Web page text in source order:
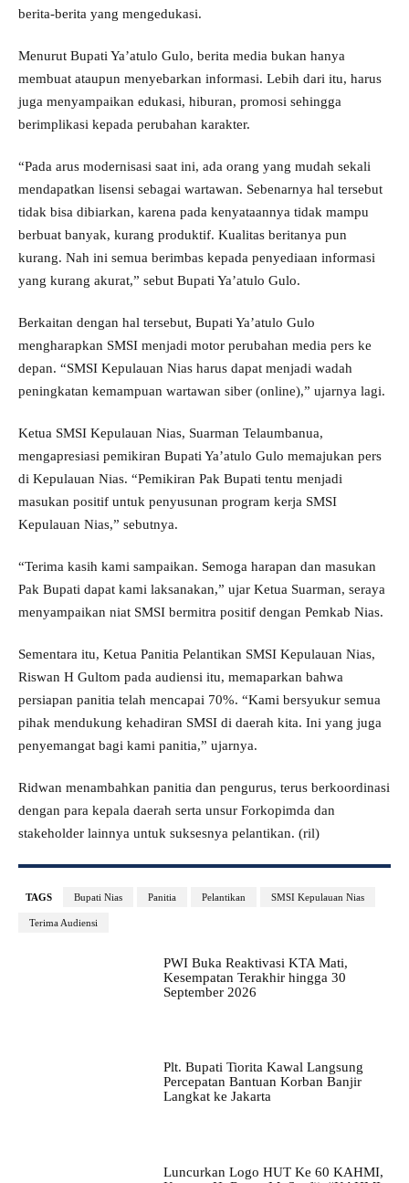
berita-berita yang mengedukasi.
Menurut Bupati Ya’atulo Gulo, berita media bukan hanya
membuat ataupun menyebarkan informasi. Lebih dari itu, harus
juga menyampaikan edukasi, hiburan, promosi sehingga
berimplikasi kepada perubahan karakter.
“Pada arus modernisasi saat ini, ada orang yang mudah sekali
mendapatkan lisensi sebagai wartawan. Sebenarnya hal tersebut
tidak bisa dibiarkan, karena pada kenyataannya tidak mampu
berbuat banyak, kurang produktif. Kualitas beritanya pun
kurang. Nah ini semua berimbas kepada penyediaan informasi
yang kurang akurat,” sebut Bupati Ya’atulo Gulo.
Berkaitan dengan hal tersebut, Bupati Ya’atulo Gulo
mengharapkan SMSI menjadi motor perubahan media pers ke
depan. “SMSI Kepulauan Nias harus dapat menjadi wadah
peningkatan kemampuan wartawan siber (online),” ujarnya lagi.
Ketua SMSI Kepulauan Nias, Suarman Telaumbanua,
mengapresiasi pemikiran Bupati Ya’atulo Gulo memajukan pers
di Kepulauan Nias. “Pemikiran Pak Bupati tentu menjadi
masukan positif untuk penyusunan program kerja SMSI
Kepulauan Nias,” sebutnya.
“Terima kasih kami sampaikan. Semoga harapan dan masukan
Pak Bupati dapat kami laksanakan,” ujar Ketua Suarman, seraya
menyampaikan niat SMSI bermitra positif dengan Pemkab Nias.
Sementara itu, Ketua Panitia Pelantikan SMSI Kepulauan Nias,
Riswan H Gultom pada audiensi itu, memaparkan bahwa
persiapan panitia telah mencapai 70%. “Kami bersyukur semua
pihak mendukung kehadiran SMSI di daerah kita. Ini yang juga
penyemangat bagi kami panitia,” ujarnya.
Ridwan menambahkan panitia dan pengurus, terus berkoordinasi
dengan para kepala daerah serta unsur Forkopimda dan
stakeholder lainnya untuk suksesnya pelantikan. (ril)
TAGS Bupati Nias Panitia Pelantikan SMSI Kepulauan Nias
Terima Audiensi
PWI Buka Reaktivasi KTA Mati,
Kesempatan Terakhir hingga 30
September 2026
Plt. Bupati Tiorita Kawal Langsung
Percepatan Bantuan Korban Banjir
Langkat ke Jakarta
Luncurkan Logo HUT Ke 60 KAHMI,